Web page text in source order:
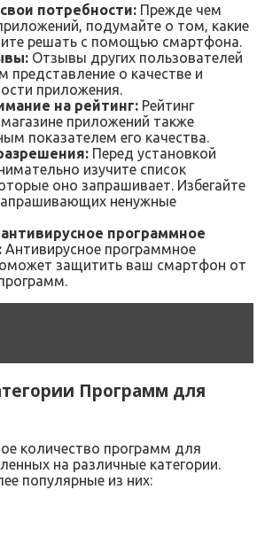
потребности: Прежде чем
подумайте о том‚ какие
решать с помощью смартфона.
Отзывы других пользователей
представление о качестве и
приложения.
на рейтинг: Рейтинг
приложений также
показателем его качества.
Перед установкой
изучите список
оно запрашивает. Избегайте
ненужные
программное
Антивирусное программное
защитить ваш смартфон от
Программ для
количество программ для
на различные категории.
популярные из них: